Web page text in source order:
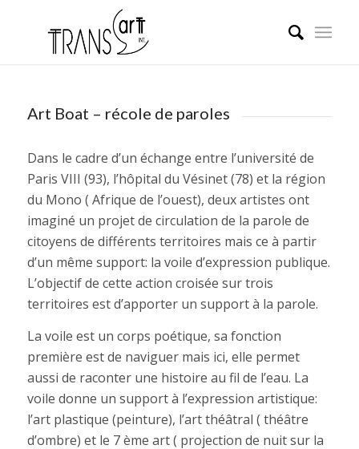
Art Boat – récole de paroles
Dans le cadre d’un échange entre l’université de
Paris VIII (93), l’hôpital du Vésinet (78) et la région
du Mono ( Afrique de l’ouest), deux artistes ont
imaginé un projet de circulation de la parole de
citoyens de différents territoires mais ce à partir
d’un même support: la voile d’expression publique.
L’objectif de cette action croisée sur trois
territoires est d’apporter un support à la parole.
La voile est un corps poétique, sa fonction
première est de naviguer mais ici, elle permet
aussi de raconter une histoire au fil de l’eau. La
voile donne un support à l’expression artistique:
l’art plastique (peinture), l’art théâtral ( théâtre
d’ombre) et le 7 ème art ( projection de nuit sur la